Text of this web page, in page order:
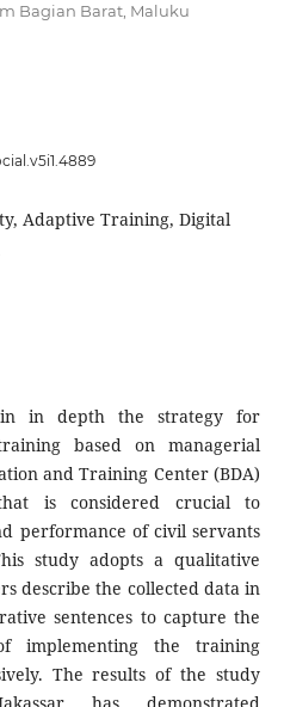
Bagian Barat, Maluku
Adaptive Training, Digital
in depth the strategy for
based on managerial
and Training Center (BDA)
is considered crucial to
performance of civil servants
study adopts a qualitative
describe the collected data in
sentences to capture the
implementing the training
The results of the study